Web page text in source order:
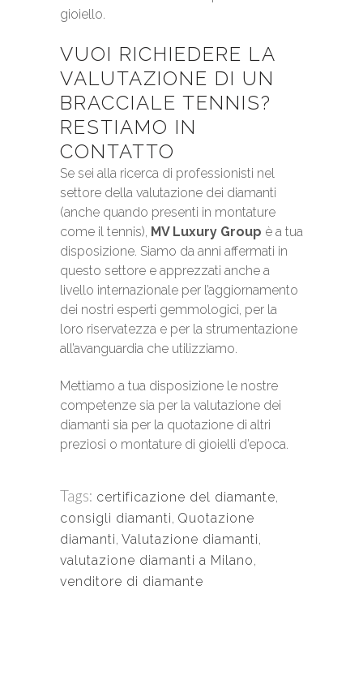
gioiello.
VUOI RICHIEDERE LA
VALUTAZIONE DI UN
BRACCIALE TENNIS?
RESTIAMO IN
CONTATTO
Se sei alla ricerca di professionisti nel
settore della valutazione dei diamanti
(anche quando presenti in montature
come il tennis), MV Luxury Group è a tua
disposizione. Siamo da anni affermati in
questo settore e apprezzati anche a
livello internazionale per l’aggiornamento
dei nostri esperti gemmologici, per la
loro riservatezza e per la strumentazione
all’avanguardia che utilizziamo.
Mettiamo a tua disposizione le nostre
competenze sia per la valutazione dei
diamanti sia per la quotazione di altri
preziosi o montature di gioielli d’epoca.
Tags: certificazione del diamante
consigli diamanti Quotazione
diamanti Valutazione diamanti
valutazione diamanti a Milano
venditore di diamante